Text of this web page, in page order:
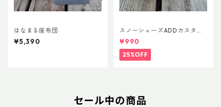
はなまる座布団
¥5,390
スノーシューズADDカスタム
Ver.5用 オリジナルカスタムヒ
ールパーツ
¥990
25%OFF
セール中の商品